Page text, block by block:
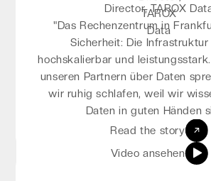
Leitung IT DIPF, Leibniz-
„Mit Impossible Cloud haben wir
der unsere Anforderungen an
erfüllt und uns viele
erspart – und das zu fairen
Read the story
Video ansehen
Director, TAROX
"Das Rechenzentrum in
Sicherheit: Die Infrastruktur
hochskalierbar und
unseren Partnern über Daten
wir ruhig schlafen, weil wir
Daten in guten Händen
Read the story
Video ansehen